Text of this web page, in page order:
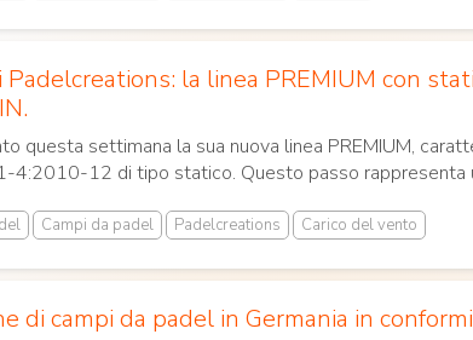
Padelcreations: la linea PREMIUM con
questa settimana la sua nuova linea PREMIUM,
4:2010-12 di tipo statico. Questo passo rappresenta
Campi da padel Padelcreations Carico del vento
di campi da padel in Germania in